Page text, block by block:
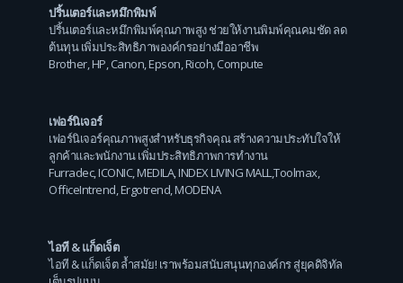
ปริ้นเตอร์และหมึกพิมพ์
ปริ้นเตอร์และหมึกพิมพ์คุณภาพสูง ช่วยให้งานพิมพ์คุณคมชัด ลด
ต้นทุน เพิ่มประสิทธิภาพองค์กรอย่างมืออาชีพ
Brother,HP,Canon,Epson,Ricoh,Compute
เฟอร์นิเจอร์
เฟอร์นิเจอร์คุณภาพสูงสำหรับธุรกิจคุณ สร้างความประทับใจให้
ลูกค้าและพนักงาน เพิ่มประสิทธิภาพการทำงาน
Furradec,ICONIC,MEDILA,INDEX LIVING MALL,Toolmax,
OfficeIntrend,Ergotrend,MODENA
ไอที & แก็ดเจ็ต
ไอที & แก็ดเจ็ต ล้ำสมัย! เราพร้อมสนับสนุนทุกองค์กร สู่ยุคดิจิทัล